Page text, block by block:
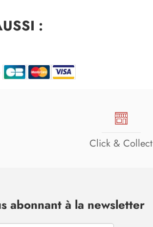
:
Click & Collect
abonnant à la newsletter